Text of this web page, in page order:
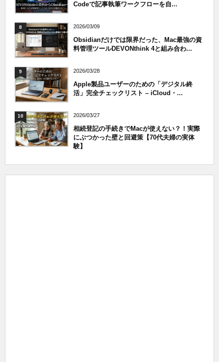
Codeで記事執筆ワークフローを自...
8 2026/03/09
Obsidianだけでは限界だった、Mac最強の資
料管理ツールDEVONthink 4と組み合わ...
9 2026/03/28
Apple製品ユーザーのための「デジタル終
活」完全チェックリスト – iCloud・...
10 2026/03/27
相続登記の手続きでMacが使えない？！実際
にぶつかった壁と回避策【70代夫婦の実体
験】